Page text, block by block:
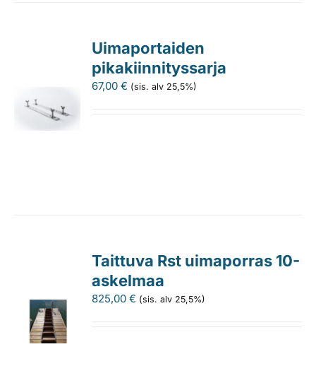
Uimaportaiden
pikakiinnityssarja
67,00€ (sis. alv 25,5%)
Taittuva Rst uimaporras 10-
askelmaa
825,00€ (sis. alv 25,5%)